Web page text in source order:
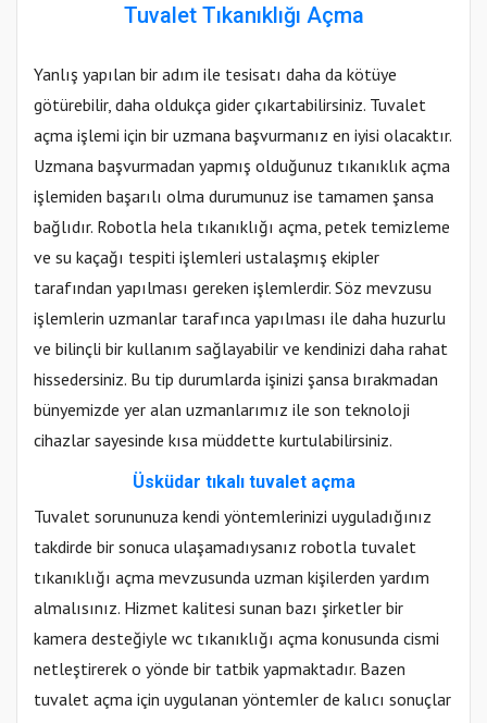
Tuvalet Tıkanıklığı Açma
Yanlış yapılan bir adım ile tesisatı daha da kötüye
götürebilir, daha oldukça gider çıkartabilirsiniz. Tuvalet
açma işlemi için bir uzmana başvurmanız en iyisi olacaktır.
Uzmana başvurmadan yapmış olduğunuz tıkanıklık açma
işlemiden başarılı olma durumunuz ise tamamen şansa
bağlıdır. Robotla hela tıkanıklığı açma, petek temizleme
ve su kaçağı tespiti işlemleri ustalaşmış ekipler
tarafından yapılması gereken işlemlerdir. Söz mevzusu
işlemlerin uzmanlar tarafınca yapılması ile daha huzurlu
ve bilinçli bir kullanım sağlayabilir ve kendinizi daha rahat
hissedersiniz. Bu tip durumlarda işinizi şansa bırakmadan
bünyemizde yer alan uzmanlarımız ile son teknoloji
cihazlar sayesinde kısa müddette kurtulabilirsiniz.
Üsküdar tıkalı tuvalet açma
Tuvalet sorununuza kendi yöntemlerinizi uyguladığınız
takdirde bir sonuca ulaşamadıysanız robotla tuvalet
tıkanıklığı açma mevzusunda uzman kişilerden yardım
almalısınız. Hizmet kalitesi sunan bazı şirketler bir
kamera desteğiyle wc tıkanıklığı açma konusunda cismi
netleştirerek o yönde bir tatbik yapmaktadır. Bazen
tuvalet açma için uygulanan yöntemler de kalıcı sonuçlar